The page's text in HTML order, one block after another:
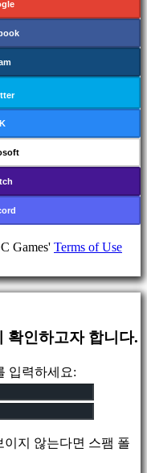
Games' Terms of Use
확인하고자 합니다.
입력하세요:
이지 않는다면 스팸 폴